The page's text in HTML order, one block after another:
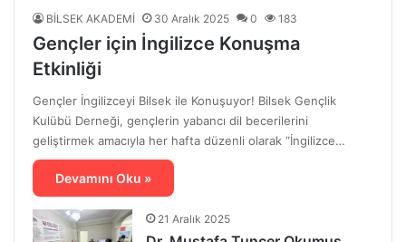
BİLSEK AKADEMİ 30 Aralık 2025 0 183
Gençler için İngilizce Konuşma
Etkinliği
Gençler İngilizceyi Bilsek ile Konuşuyor! Bilsek Gençlik
Kulübü Derneği, gençlerin yabancı dil becerilerini
geliştirmek amacıyla her hafta düzenli olarak “İngilizce…
Devamını Oku »
21 Aralık 2025